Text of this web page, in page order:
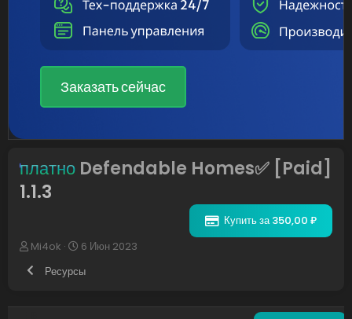
Заказать сейчас
платно Defendable Homes✅ [Paid]
1.1.3
Купить за 350,00 ₽
А
т
Mi4ok
Д
т
6 Июн 2023
Ресурсы